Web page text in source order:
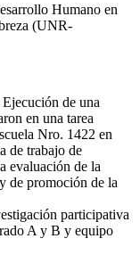
Humano en
(UNR-
de una
en una tarea
Nro. 1422 en
de trabajo de
evaluación de la
de promoción de la
participativa
A y B y equipo